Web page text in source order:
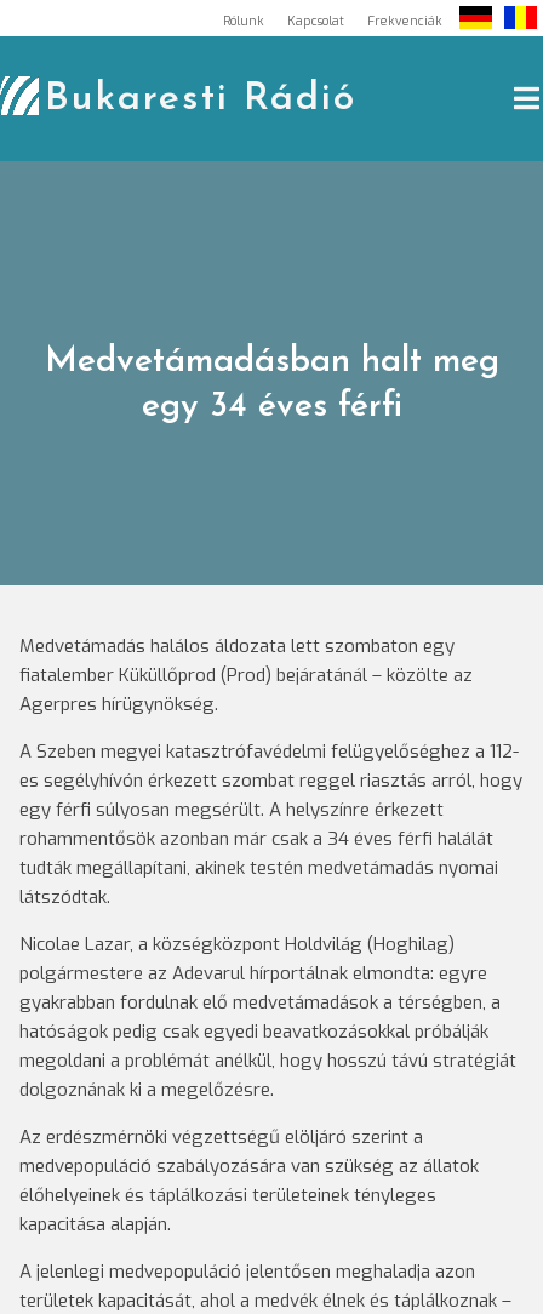
to
content
Rólunk Kapcsolat Frekvenciák
Bukaresti Rádió
Medvetámadásban halt meg
egy 34 éves férfi
Medvetámadás halálos áldozata lett szombaton egy
fiatalember Küküllőprod (Prod) bejáratánál – közölte az
Agerpres hírügynökség.
A Szeben megyei katasztrófavédelmi felügyelőséghez a 112-
es segélyhívón érkezett szombat reggel riasztás arról, hogy
egy férfi súlyosan megsérült. A helyszínre érkezett
rohammentősök azonban már csak a 34 éves férfi halálát
tudták megállapítani, akinek testén medvetámadás nyomai
látszódtak.
Nicolae Lazar, a községközpont Holdvilág (Hoghilag)
polgármestere az Adevarul hírportálnak elmondta: egyre
gyakrabban fordulnak elő medvetámadások a térségben, a
hatóságok pedig csak egyedi beavatkozásokkal próbálják
megoldani a problémát anélkül, hogy hosszú távú stratégiát
dolgoznának ki a megelőzésre.
Az erdészmérnöki végzettségű elöljáró szerint a
medvepopuláció szabályozására van szükség az állatok
élőhelyeinek és táplálkozási területeinek tényleges
kapacitása alapján.
A jelenlegi medvepopuláció jelentősen meghaladja azon
területek kapacitását, ahol a medvék élnek és táplálkoznak –